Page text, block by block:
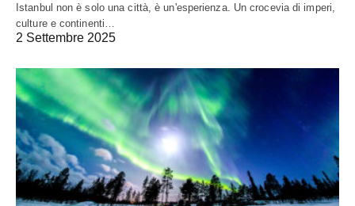
Istanbul non è solo una città, è un'esperienza. Un crocevia di imperi,
culture e continenti…
2 Settembre 2025